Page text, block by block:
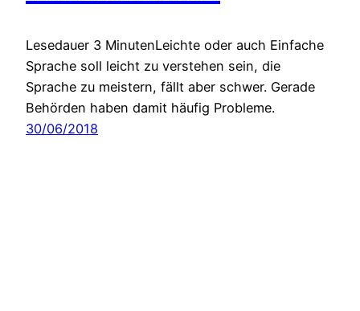
Lesedauer 3 MinutenLeichte oder auch Einfache
Sprache soll leicht zu verstehen sein, die
Sprache zu meistern, fällt aber schwer. Gerade
Behörden haben damit häufig Probleme.
30/06/2018